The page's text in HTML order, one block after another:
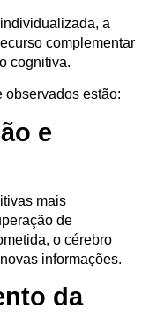
a
complementar
cognitiva.
observados estão:
e
mais
de
o cérebro
informações.
da